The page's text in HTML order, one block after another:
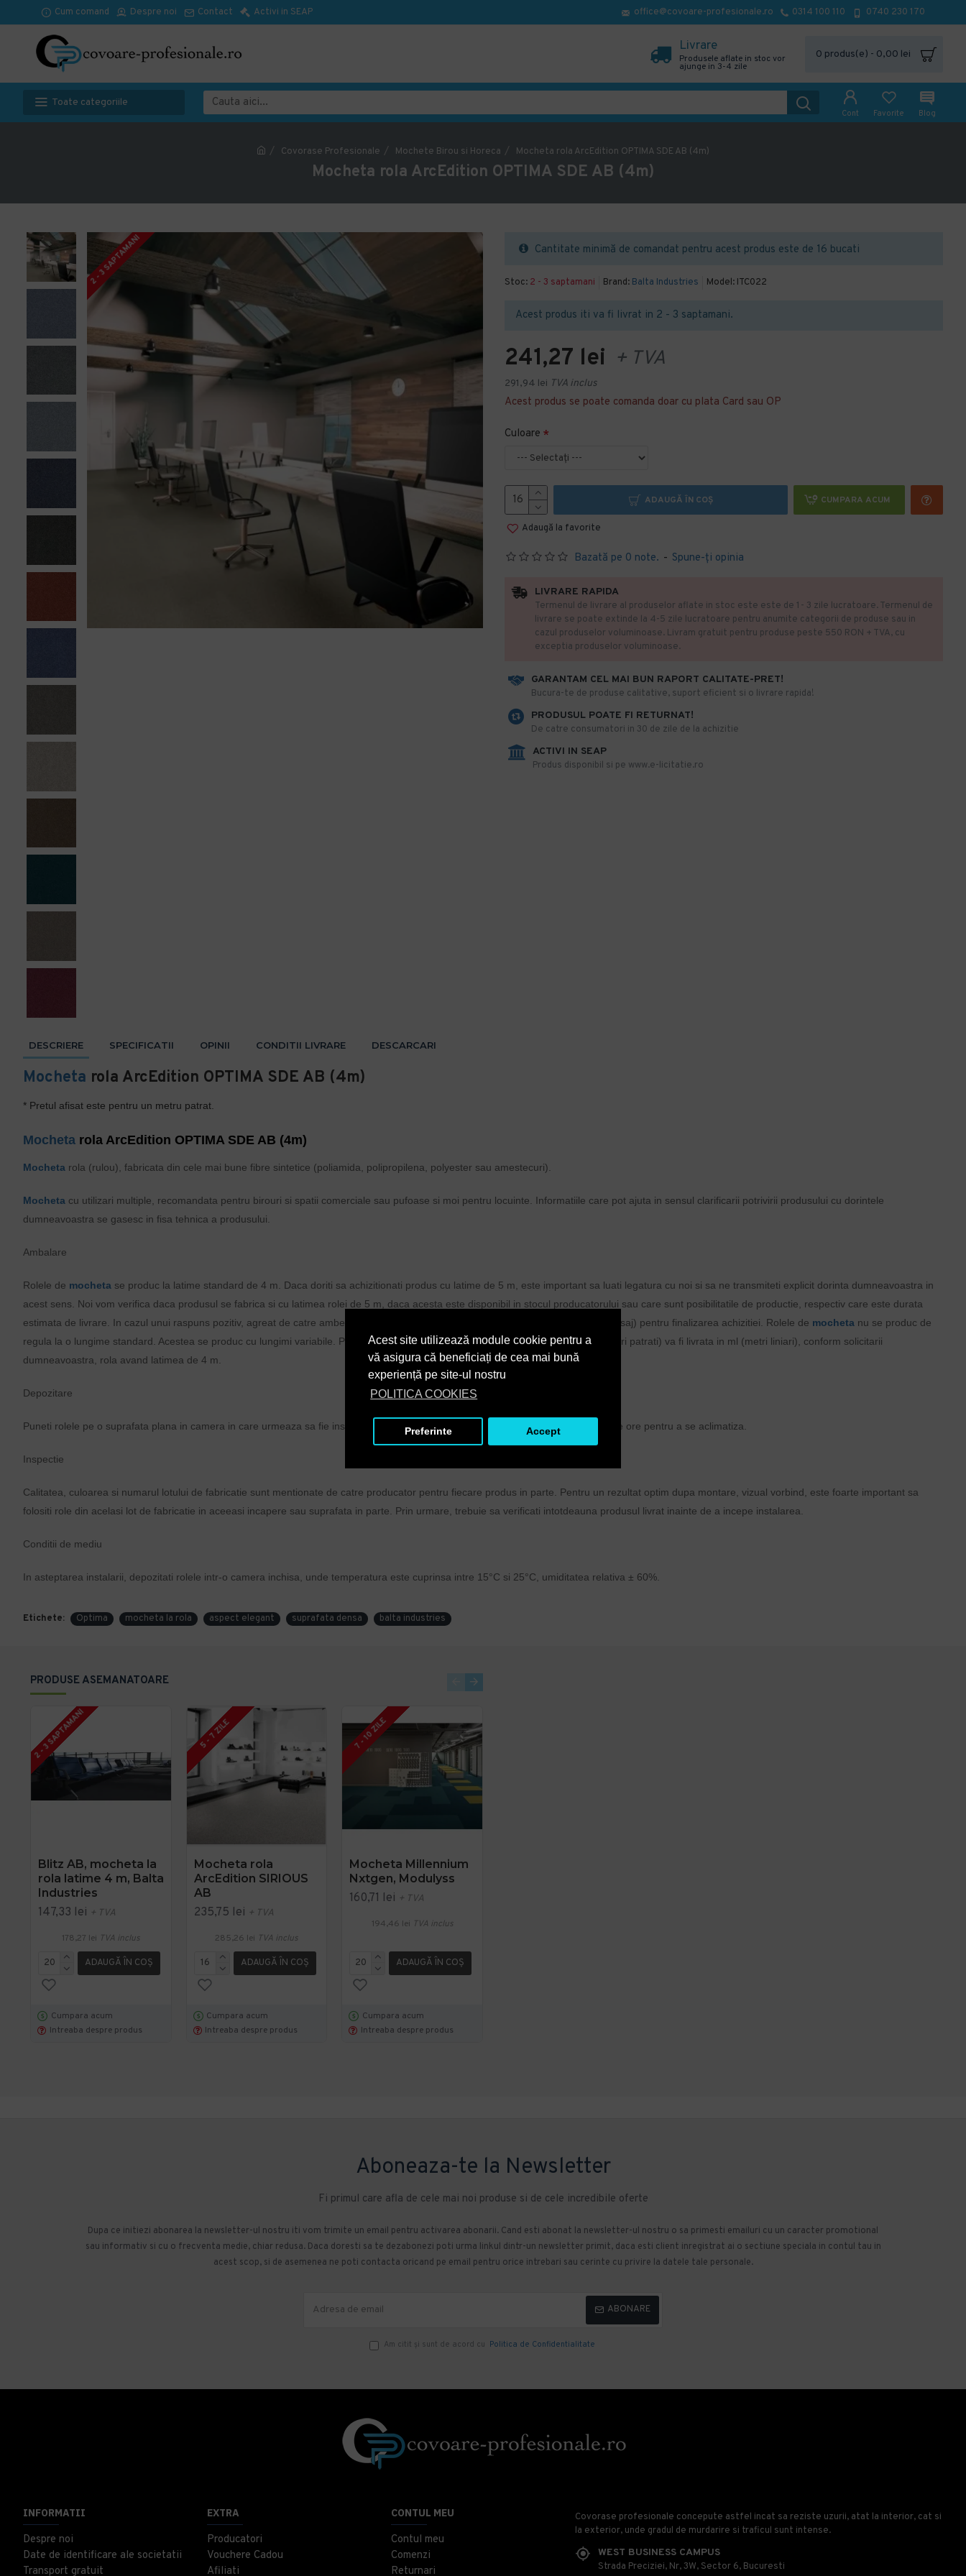
Acest site utilizează module cookie pentru a
vă asigura că beneficiați de cea mai bună
experiență pe site-ul nostru
POLITICA COOKIES
Preferinte Accept
Cum comand Despre noi Contact Activi in SEAP office@covoare-profesionale.ro 0314 100 110 0740 230 170
Livrare
Produsele aflate in stoc vor
ajunge in 3-4 zile
0 produs(e) - 0,00 lei
Toate categoriile
Cont Favorite Blog
Covorase Profesionale Mochete Birou si Horeca Mocheta rola ArcEdition OPTIMA SDE AB (4m)
Mocheta rola ArcEdition OPTIMA SDE AB (4m)
2 - 3 SAPTAMANI Stoc: 2 - 3 saptamani Brand: Balta Industries Model: ITC022
Acest produs iti va fi livrat in 2 - 3 saptamani.
Bazată pe 0 note. - Spune-ţi opinia
241,27 lei + TVA
291,94 lei TVA inclus
Acest produs se poate comanda doar cu plata Card sau OP
Culoare
ADAUGĂ ÎN COŞ CUMPARA ACUM
Adaugă la favorite
Cantitate minimă de comandat pentru acest produs este de 16 bucati
GARANTAM CEL MAI BUN RAPORT CALITATE-PRET!
​Bucura-te de produse calitative, suport eficient si o livrare rapida!
PRODUSUL POATE FI RETURNAT!
De catre consumatori in 30 de zile de la achizitie
ACTIVI IN SEAP
Produs disponibil si pe www.e-licitatie.ro
LIVRARE RAPIDA
Termenul de livrare al produselor aflate in stoc este este de 1- 3 zile lucratoare. Termenul de
livrare se poate extinde la 4-5 zile lucratoare pentru anumite categorii de produse sau in
cazul produselor voluminoase. Livram gratuit pentru produse peste 550 RON + TVA, cu
exceptia produselor voluminoase.
DESCRIERE SPECIFICATII OPINII CONDITII LIVRARE DESCARCARI
Mocheta rola ArcEdition OPTIMA SDE AB (4m)
* Pretul afisat este pentru un metru patrat.
Mocheta rola ArcEdition OPTIMA SDE AB (4m)
Mocheta rola (rulou), fabricata din cele mai bune fibre sintetice (poliamida, polipropilena, polyester sau amestecuri).
Mocheta cu utilizari multiple, recomandata pentru birouri si spatii comerciale sau pufoase si moi pentru locuinte. Informatiile care pot ajuta in sensul clarificarii potrivirii produsului cu dorintele
dumneavoastra se gasesc in fisa tehnica a produsului.
Ambalare
Rolele de mocheta se produc la latime standard de 4 m. Daca doriti sa achizitionati produs cu latime de 5 m, este important sa luati legatura cu noi si sa ne transmiteti explicit dorinta dumneavoastra in
acest sens. Noi vom verifica daca produsul se fabrica si cu latimea rolei de 5 m, daca acesta este disponibil in stocul producatorului sau care sunt posibilitatile de productie, respectiv care este durata
estimata de livrare. In cazul unui raspuns pozitiv, agreat de catre ambele parti vom continua dialogul direct (telefonic, email sau mesaj) pentru finalizarea achizitiei. Rolele de mocheta nu se produc de
regula la o lungime standard. Acestea se produc cu lungimi variabile. Produsul solicitat, respectiv cantitatea achizitionata in m2 (metri patrati) va fi livrata in ml (metri liniari), conform solicitarii
dumneavoastra, rola avand latimea de 4 m.
Depozitare
Puneti rolele pe o suprafata plana in camera in care urmeaza sa fie instalata mocheta . Lasati-le in asteptare timp de cel putin 24 de ore pentru a se aclimatiza.
Inspectie
Calitatea, culoarea si numarul lotului de fabricatie sunt mentionate de catre producator pentru fiecare produs in parte. Pentru un rezultat optim dupa montare, vizual vorbind, este foarte important sa
folositi role din acelasi lot de fabricatie in aceeasi incapere sau suprafata in parte. Prin urmare, trebuie sa verificati intotdeauna produsul livrat inainte de a incepe instalarea.
Conditii de mediu
In asteptarea instalarii, depozitati rolele intr-o camera inchisa, unde temperatura este cuprinsa intre 15°C si 25°C, umiditatea relativa ± 60%.
Etichete: Optima mocheta la rola aspect elegant suprafata densa balta industries
PRODUSE ASEMANATOARE
2 - 3 SAPTAMANI
Blitz AB, mocheta la
rola latime 4 m, Balta
Industries
147,33 lei + TVA
178,27 lei TVA inclus
ADAUGĂ ÎN COŞ
Cumpara acum
Intreaba despre produs
5 - 7 ZILE
Mocheta rola
ArcEdition SIRIOUS
AB
235,75 lei + TVA
285,26 lei TVA inclus
ADAUGĂ ÎN COŞ
Cumpara acum
Intreaba despre produs
7 - 10 ZILE
Mocheta Millennium
Nxtgen, Modulyss
160,71 lei + TVA
194,46 lei TVA inclus
ADAUGĂ ÎN COŞ
Cumpara acum
Intreaba despre produs
Aboneaza-te la Newsletter
Fi primul care afla de cele mai noi produse si de cele incredibile oferte
Dupa ce initiezi abonarea la newsletter-ul nostru iti vom trimite un email pentru activarea abonarii. Cand esti abonat la newsletter-ul nostru o sa primesti emailuri cu un caracter promotional
sau informativ si cu o frecventa medie, chiar redusa. Daca doresti sa te dezabonezi poti urma linkul dintr-un newsletter primit, daca esti client inregistrat ai o sectiune speciala in contul tau in
acest scop, si de asemenea ne poti contacta oricand pe email pentru orice intrebari sau cerinte cu privire la datele tale personale.
ABONARE
Am citit şi sunt de acord cu Politica de Confidentialitate
INFORMATII
Despre noi
Date de identificare ale societatii
Transport gratuit
EXTRA
Producatori
Vouchere Cadou
Afiliati
CONTUL MEU
Contul meu
Comenzi
Returnari
Covorase profesionale concepute astfel incat sa reziste uzurii, atat la interior, cat si
la exterior, unde gradul de murdarire si traficul sunt intense.
WEST BUSINESS CAMPUS
Strada Preciziei, Nr, 3W, Sector 6, Bucuresti